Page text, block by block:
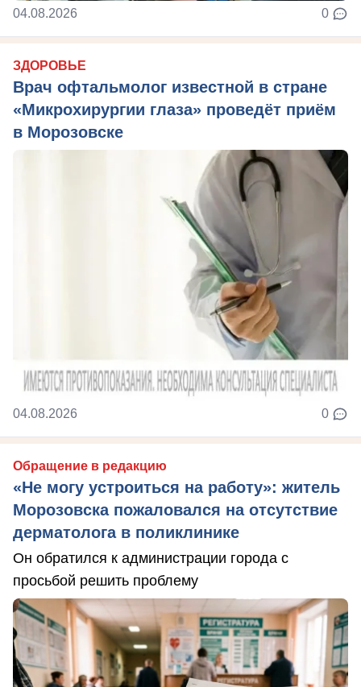
04.08.2026 0
ЗДОРОВЬЕ
Врач офтальмолог известной в стране
«Микрохирургии глаза» проведёт приём
в Морозовске
04.08.2026 0
Обращение в редакцию
«Не могу устроиться на работу»: житель
Морозовска пожаловался на отсутствие
дерматолога в поликлинике
Он обратился к администрации города с
просьбой решить проблему